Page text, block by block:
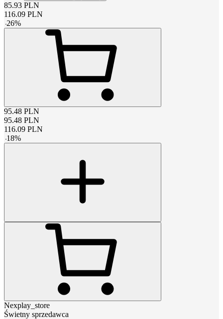
85.93 PLN
116.09 PLN
-26%
95.48 PLN
95.48 PLN
116.09 PLN
-18%
Nexplay_store
Świetny sprzedawca